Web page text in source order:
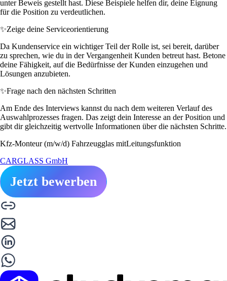
unter Beweis gestellt hast. Diese Beispiele helfen dir, deine Eignung
für die Position zu verdeutlichen.
✨Zeige deine Serviceorientierung
Da Kundenservice ein wichtiger Teil der Rolle ist, sei bereit, darüber
zu sprechen, wie du in der Vergangenheit Kunden betreut hast. Betone
deine Fähigkeit, auf die Bedürfnisse der Kunden einzugehen und
Lösungen anzubieten.
✨Frage nach den nächsten Schritten
Am Ende des Interviews kannst du nach dem weiteren Verlauf des
Auswahlprozesses fragen. Das zeigt dein Interesse an der Position und
gibt dir gleichzeitig wertvolle Informationen über die nächsten Schritte.
Kfz-Monteur (m/w/d) Fahrzeugglas mitLeitungsfunktion
CARGLASS GmbH
Jetzt bewerben